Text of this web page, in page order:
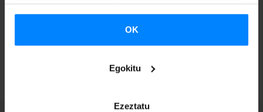
OK
Egokitu
Ezeztatu
baldintzakbetez gero.